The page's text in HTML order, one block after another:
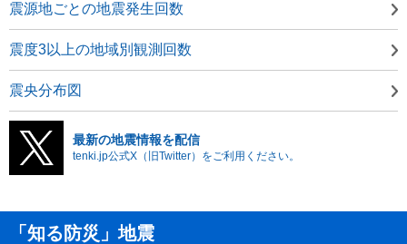
震源地ごとの地震発生回数
震度3以上の地域別観測回数
震央分布図
最新の地震情報を配信
tenki.jp公式X（旧Twitter）をご利用ください。
「知る防災」地震